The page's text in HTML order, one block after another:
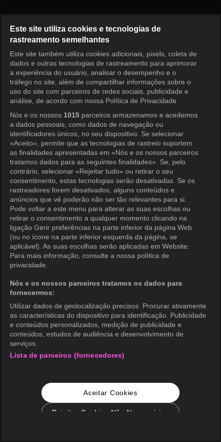
Entrar
Este site utiliza cookies e tecnologias de
rastreamento semelhantes
Este site também utiliza cookies adicionais, pixels, coleta de
dados e outras tecnologias de rastreamento para aprimorar
a experiência do usuário, analisar o desempenho e o
tráfego no site, além de compartilhar informações sobre o
uso do site com parceiros de redes sociais, publicidade e
análise, de acordo com nossa Política de Privacidade
Nós e os nossos 1015 parceiros armazenamos e acedemos
a dados pessoais, como dados de navegação ou
identificadores únicos, no seu dispositivo. Se selecionar
«Aceito», permite que as tecnologias de rastreio suportem
as finalidades apresentadas em «Nós e os nossos parceiros
tratamos dados para as seguintes finalidades». Se, pelo
contrário, selecionar «Rejeitar tudo» ou retirar o seu
consentimento, estas tecnologias serão desativadas. Se os
rastreadores forem desativados, alguns conteúdos e
anúncios que vê poderão não ser tão relevantes para si.
Pode voltar a este menu para alterar as suas escolhas ou
retirar o consentimento a qualquer momento clicando na
ligação Gerir preferências na parte inferior da página Web
(ou no ícone na parte inferior esquerda da página, se
aplicável). As suas escolhas serão aplicadas em Website.
Para mais informação, consulte a nossa política de
privacidade.
Nós e os nossos parceiros tratamos os dados para
fornecermos:
Utilizar dados de geolocalização precisos. Procurar ativamente
as características do dispositivo para identificação. Publicidade
e conteúdos personalizados, medição de publicidade e
conteúdos, estudos de audiência e desenvolvimento de
serviços.
Lista de parceiros (fornecedores)
Aceitar Cookies
Rejeitar Cookies Não Necessários